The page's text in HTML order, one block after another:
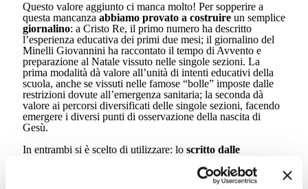
Questo valore aggiunto ci manca molto! Per sopperire a
questa mancanza abbiamo provato a costruire un semplice
giornalino: a Cristo Re, il primo numero ha descritto
l’esperienza educativa dei primi due mesi; il giornalino del
Minelli Giovannini ha raccontato il tempo di Avvento e
preparazione al Natale vissuto nelle singole sezioni. La
prima modalità dà valore all’unità di intenti educativi della
scuola, anche se vissuti nelle famose “bolle” imposte dalle
restrizioni dovute all’emergenza sanitaria; la seconda dà
valore ai percorsi diversificati delle singole sezioni, facendo
emergere i diversi punti di osservazione della nascita di
Gesù.
In entrambi si è scelto di utilizzare: lo scritto dalle
raccontare il percorso; le immagini, fotografie delle giornate
testimoniare le esperienze
. Il